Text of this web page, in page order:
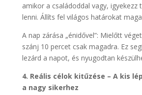
amikor a családoddal vagy, igyekezz
lenni. Állíts fel világos határokat
A nap zárása „énidővel”: Mielőtt
szánj 10 percet csak magadra. Ez
lezárd a napot, és nyugodtan
4. Reális célok kitűzése – A kis
a nagy sikerhez